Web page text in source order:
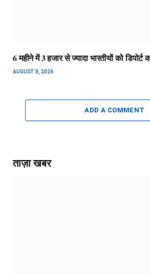
6 महीने में 3 हजार से ज्यादा भारतीयों को
AUGUST 8, 2026
ADD A COMMENT
ताज़ा खबर